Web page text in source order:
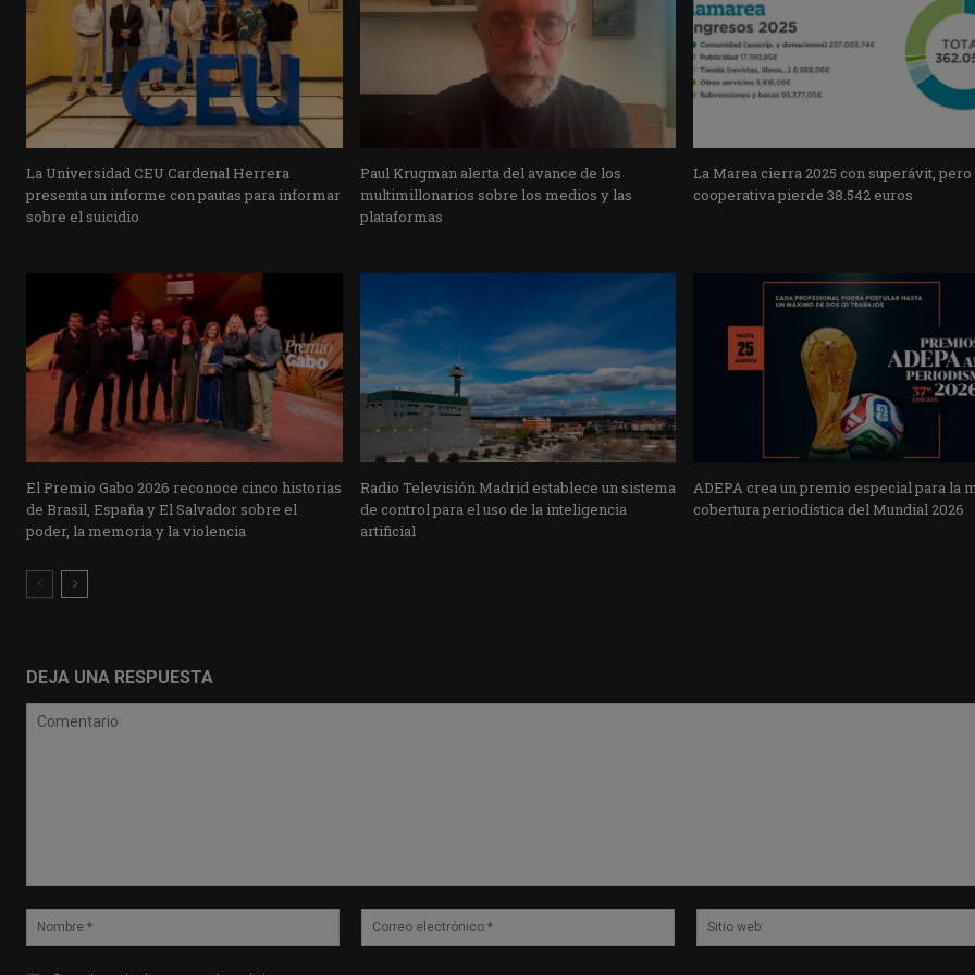
La Universidad CEU Cardenal Herrera
presenta un informe con pautas para informar
sobre el suicidio
Paul Krugman alerta del avance de los
multimillonarios sobre los medios y las
plataformas
La Marea cierra 2025 con superávit, pero
cooperativa pierde 38.542 euros
El Premio Gabo 2026 reconoce cinco historias
de Brasil, España y El Salvador sobre el
poder, la memoria y la violencia
Radio Televisión Madrid establece un sistema
de control para el uso de la inteligencia
artificial
ADEPA crea un premio especial para la
cobertura periodística del Mundial 2026
DEJA UNA RESPUESTA
Nombre:*
Correo